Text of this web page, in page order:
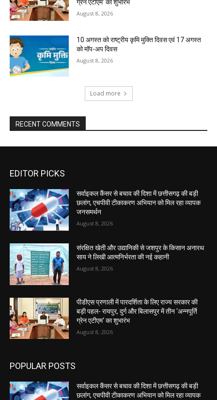
ग्रेन एटीएम‘ का शुभारंभ
August 8, 2026
10 अगस्त को राष्ट्रीय कृमि मुक्ति दिवस एवं 17 अगस्त
को मॉप-अप दिवस
August 8, 2026
Load more
RECENT COMMENTS
EDITOR PICKS
सर्वाइकल कैंसर से बचाव की दिशा में छत्तीसगढ़ की बड़ी
छलांग, एचपीवी टीकाकरण अभियान को मिल रहा व्यापक
जनसमर्थन
August 8, 2026
संरक्षित खेती और उद्यानिकी से जशपुर के किसान अनारथ
साय ने लिखी आत्मनिर्भरता की नई कहानी
August 8, 2026
पीडीएस प्रणाली में पारदर्शिता के लिए राज्य सरकार की
बड़ी पहल- रायपुर, दुर्ग और बिलासपुर में तीन ‘अन्नपूर्ति
ग्रेन एटीएम‘ का शुभारंभ
August 8, 2026
POPULAR POSTS
सर्वाइकल कैंसर से बचाव की दिशा में छत्तीसगढ़ की बड़ी
छलांग, एचपीवी टीकाकरण अभियान को मिल रहा व्यापक